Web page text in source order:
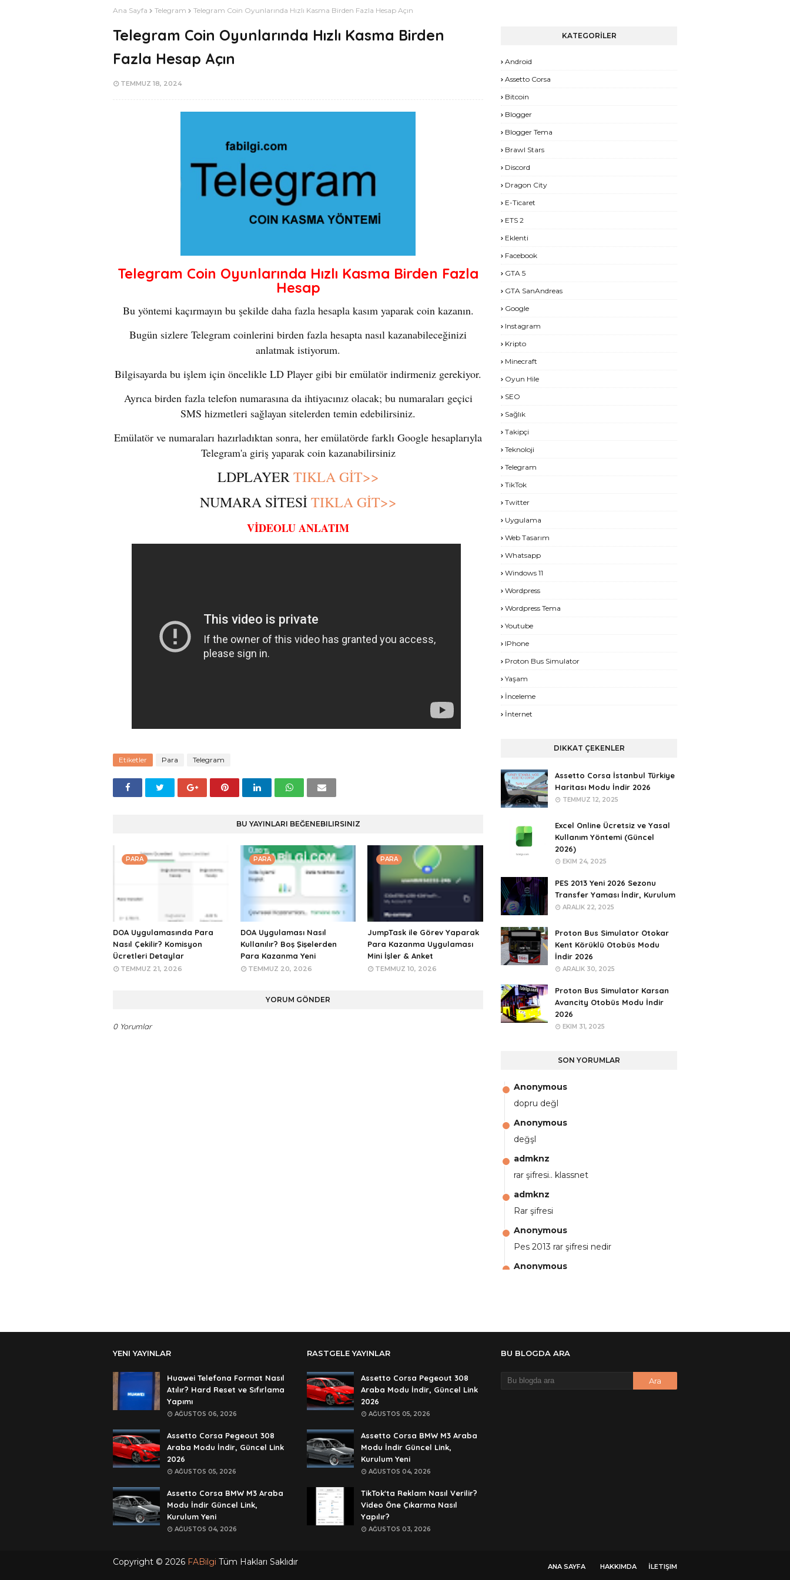
Ana Sayfa Telegram Telegram Coin Oyunlarında Hızlı Kasma Birden Fazla Hesap Açın
Telegram Coin Oyunlarında Hızlı Kasma Birden
Fazla Hesap Açın
TEMMUZ 18, 2024
Telegram Coin Oyunlarında Hızlı Kasma Birden Fazla
Hesap
Bu yöntemi kaçırmayın bu şekilde daha fazla hesapla kasım yaparak coin kazanın.
Bugün sizlere Telegram coinlerini birden fazla hesapta nasıl kazanabileceğinizi
anlatmak istiyorum.
Bilgisayarda bu işlem için öncelikle LD Player gibi bir emülatör indirmeniz gerekiyor.
Ayrıca birden fazla telefon numarasına da ihtiyacınız olacak; bu numaraları geçici
SMS hizmetleri sağlayan sitelerden temin edebilirsiniz.
Emülatör ve numaraları hazırladıktan sonra, her emülatörde farklı Google hesaplarıyla
Telegram'a giriş yaparak coin kazanabilirsiniz
LDPLAYERTIKLA GİT>>
NUMARA SİTESİTIKLA GİT>>
VİDEOLU ANLATIM
Etiketler Para Telegram
BU YAYINLARI BEĞENEBILIRSINIZ
PARA
DOA Uygulamasında Para
Nasıl Çekilir? Komisyon
Ücretleri Detaylar
TEMMUZ 21, 2026
PARA
DOA Uygulaması Nasıl
Kullanılır? Boş Şişelerden
Para Kazanma Yeni
TEMMUZ 20, 2026
PARA
JumpTask ile Görev Yaparak
Para Kazanma Uygulaması
Mini İşler & Anket
TEMMUZ 10, 2026
YORUM GÖNDER
0 Yorumlar
KATEGORİLER
Android
Assetto Corsa
Bitcoin
Blogger
Blogger Tema
Brawl Stars
Discord
Dragon City
E-Ticaret
ETS 2
Eklenti
Facebook
GTA 5
GTA SanAndreas
Google
Instagram
Kripto
Minecraft
Oyun Hile
SEO
Sağlık
Takipçi
Teknoloji
Telegram
TikTok
Twitter
Uygulama
Web Tasarım
Whatsapp
Windows 11
Wordpress
Wordpress Tema
Youtube
IPhone
Proton Bus Simulator
Yaşam
İnceleme
İnternet
DIKKAT ÇEKENLER
Assetto Corsa İstanbul Türkiye
Haritası Modu İndir 2026
TEMMUZ 12, 2025
Excel Online Ücretsiz ve Yasal
Kullanım Yöntemi (Güncel
2026)
EKIM 24, 2025
PES 2013 Yeni 2026 Sezonu
Transfer Yaması İndir, Kurulum
ARALIK 22, 2025
Proton Bus Simulator Otokar
Kent Körüklü Otobüs Modu
İndir 2026
ARALIK 30, 2025
Proton Bus Simulator Karsan
Avancity Otobüs Modu İndir
2026
EKIM 31, 2025
SON YORUMLAR
Anonymous
dopru değl
Anonymous
değşl
admknz
rar şifresi.. klassnet
admknz
Rar şifresi
Anonymous
Pes 2013 rar şifresi nedir
Anonymous
şifre ?
YENI YAYINLAR
Huawei Telefona Format Nasıl
Atılır? Hard Reset ve Sıfırlama
Yapımı
AĞUSTOS 06, 2026
Assetto Corsa Pegeout 308
Araba Modu İndir, Güncel Link
2026
AĞUSTOS 05, 2026
Assetto Corsa BMW M3 Araba
Modu İndir Güncel Link,
Kurulum Yeni
AĞUSTOS 04, 2026
RASTGELE YAYINLAR
Assetto Corsa Pegeout 308
Araba Modu İndir, Güncel Link
2026
AĞUSTOS 05, 2026
Assetto Corsa BMW M3 Araba
Modu İndir Güncel Link,
Kurulum Yeni
AĞUSTOS 04, 2026
TikTok'ta Reklam Nasıl Verilir?
Video Öne Çıkarma Nasıl
Yapılır?
AĞUSTOS 03, 2026
BU BLOGDA ARA
ANA SAYFA HAKKIMDA İLETIŞIM
Copyright © 2026 FABilgi Tüm Hakları Saklıdır